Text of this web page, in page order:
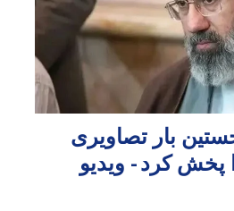
بار تصاویری
پخش کرد - ویدیو